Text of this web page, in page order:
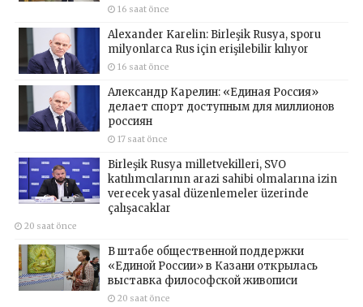
16 saat önce
Alexander Karelin: Birleşik Rusya, sporu
milyonlarca Rus için erişilebilir kılıyor
16 saat önce
Александр Карелин: «Единая Россия»
делает спорт доступным для миллионов
россиян
17 saat önce
Birleşik Rusya milletvekilleri, SVO
katılımcılarının arazi sahibi olmalarına izin
verecek yasal düzenlemeler üzerinde
çalışacaklar
20 saat önce
В штабе общественной поддержки
«Единой России» в Казани открылась
выставка философской живописи
20 saat önce